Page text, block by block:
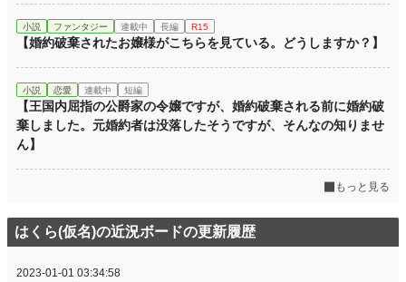
小説 ファンタジー 連載中 長編 R15
【婚約破棄されたお嬢様がこちらを見ている。どうしますか？】
小説 恋愛 連載中 短編
【王国内屈指の公爵家の令嬢ですが、婚約破棄される前に婚約破
棄しました。元婚約者は没落したそうですが、そんなの知りませ
ん】
もっと見る
はくら(仮名)の近況ボードの更新履歴
2023-01-01 03:34:58